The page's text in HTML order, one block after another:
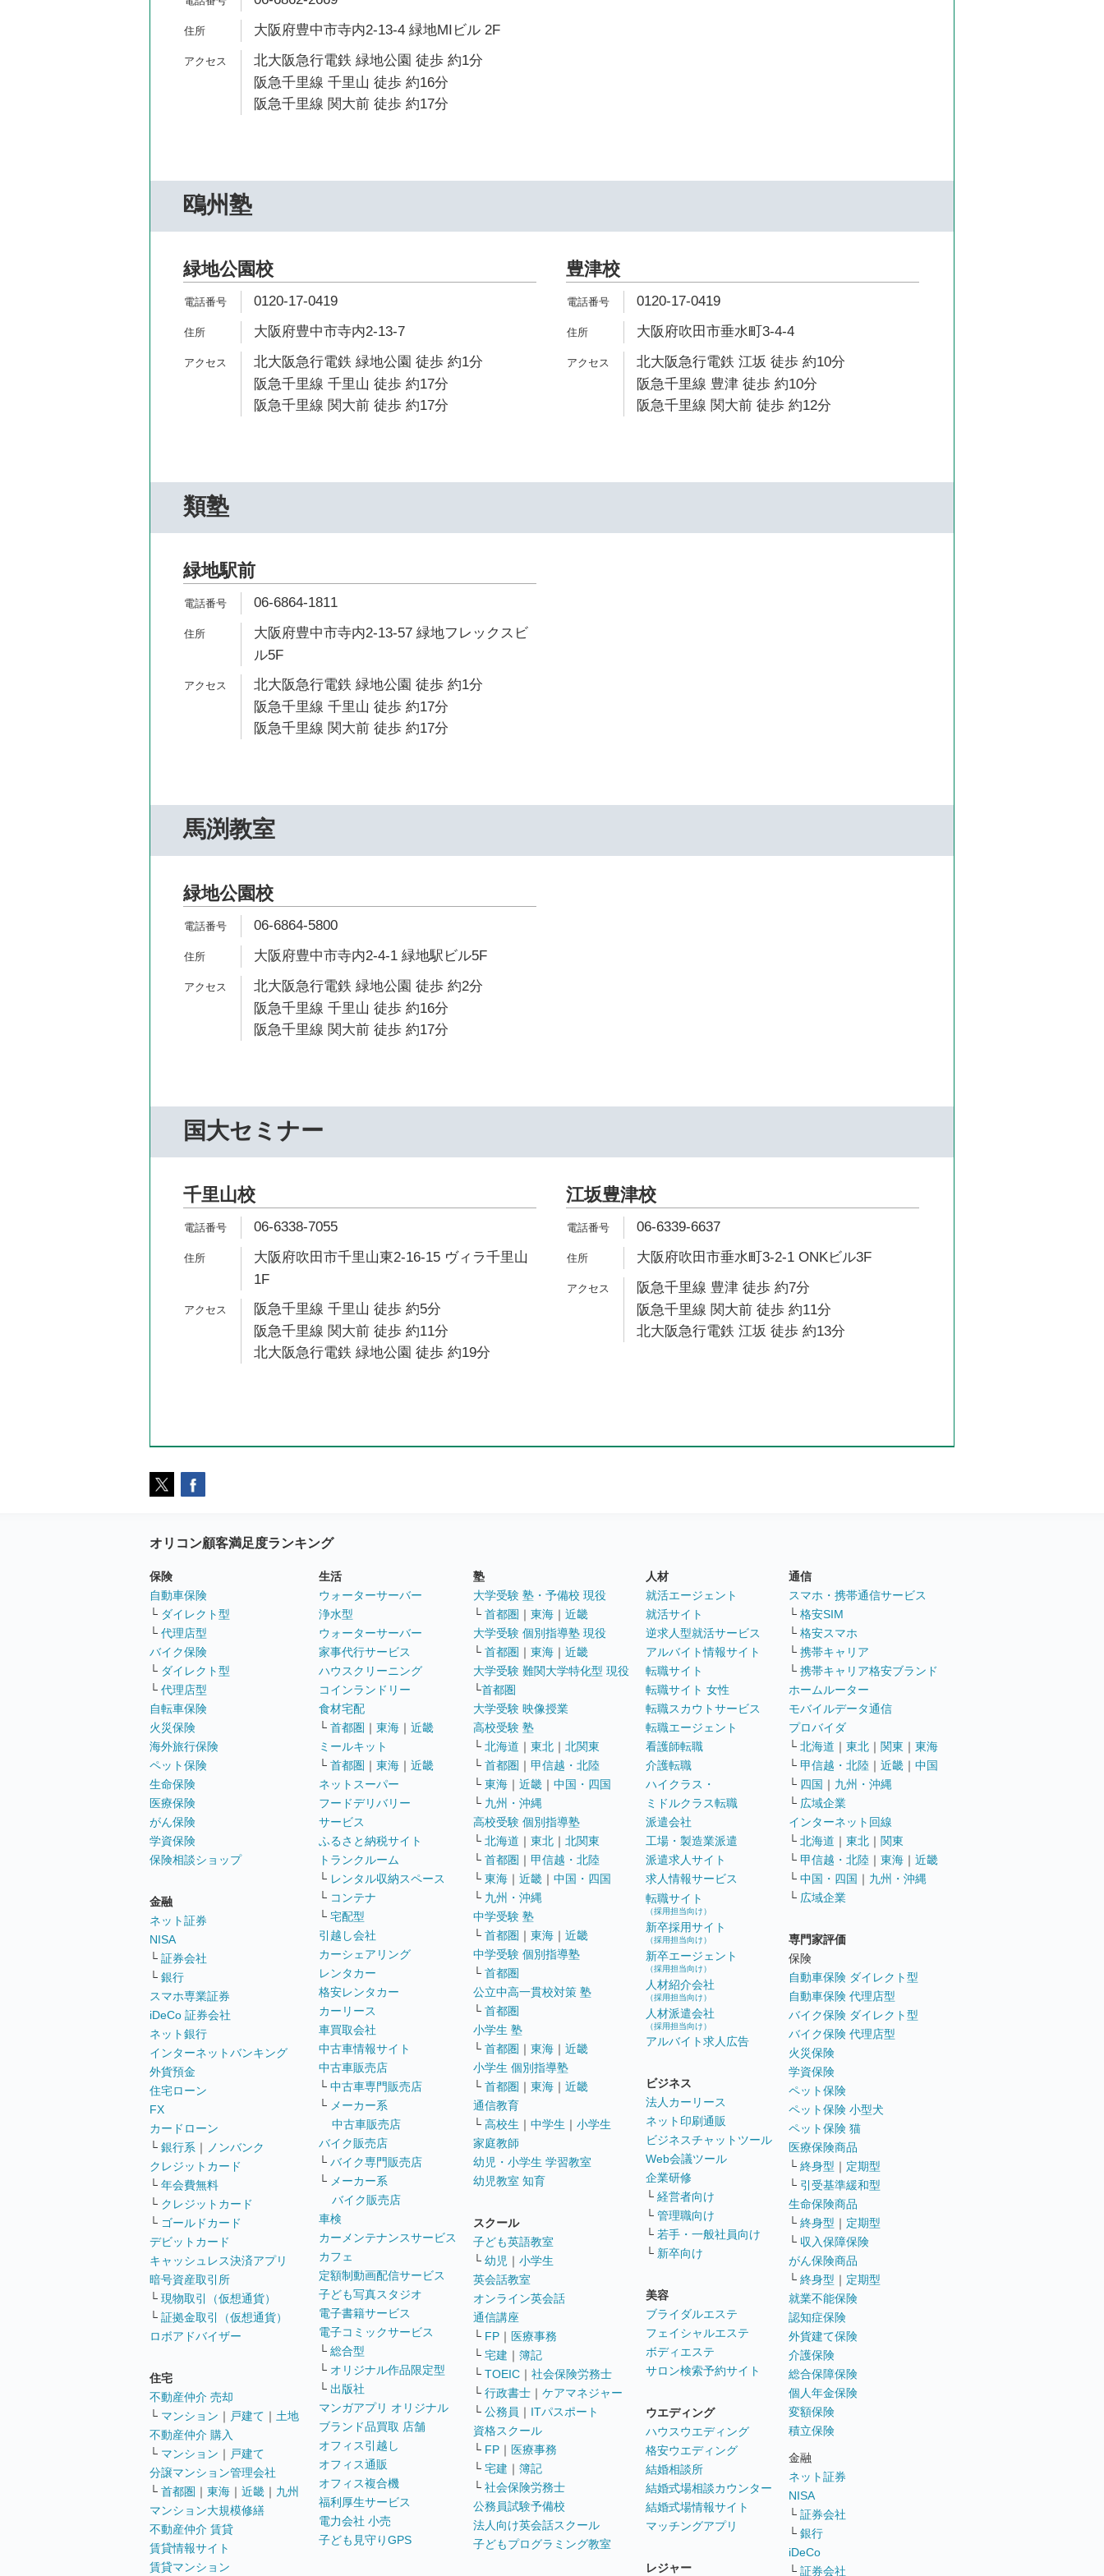
大阪府豊中市寺内2-13-4 緑地MIビル 2F
北大阪急行電鉄 緑地公園 徒歩 約1分
阪急千里線 千里山 徒歩 約16分
阪急千里線 関大前 徒歩 約17分
鴎州塾
緑地公園校
0120-17-0419
大阪府豊中市寺内2-13-7
北大阪急行電鉄 緑地公園 徒歩 約1分
阪急千里線 千里山 徒歩 約17分
阪急千里線 関大前 徒歩 約17分
豊津校
0120-17-0419
大阪府吹田市垂水町3-4-4
北大阪急行電鉄 江坂 徒歩 約10分
阪急千里線 豊津 徒歩 約10分
阪急千里線 関大前 徒歩 約12分
類塾
緑地駅前
06-6864-1811
大阪府豊中市寺内2-13-57 緑地フレックスビ
ル5F
北大阪急行電鉄 緑地公園 徒歩 約1分
阪急千里線 千里山 徒歩 約17分
阪急千里線 関大前 徒歩 約17分
馬渕教室
緑地公園校
06-6864-5800
大阪府豊中市寺内2-4-1 緑地駅ビル5F
北大阪急行電鉄 緑地公園 徒歩 約2分
阪急千里線 千里山 徒歩 約16分
阪急千里線 関大前 徒歩 約17分
国大セミナー
千里山校
06-6338-7055
大阪府吹田市千里山東2-16-15 ヴィラ千里山
1F
阪急千里線 千里山 徒歩 約5分
阪急千里線 関大前 徒歩 約11分
北大阪急行電鉄 緑地公園 徒歩 約19分
江坂豊津校
06-6339-6637
大阪府吹田市垂水町3-2-1 ONKビル3F
阪急千里線 豊津 徒歩 約7分
阪急千里線 関大前 徒歩 約11分
北大阪急行電鉄 江坂 徒歩 約13分
オリコン顧客満足度ランキング
保険
自動車保険
└ ダイレクト型
└ 代理店型
バイク保険
└ ダイレクト型
└ 代理店型
自転車保険
火災保険
海外旅行保険
ペット保険
生命保険
医療保険
がん保険
学資保険
保険相談ショップ
金融
ネット証券
NISA
└ 証券会社
└ 銀行
スマホ専業証券
iDeCo 証券会社
ネット銀行
インターネットバンキング
外貨預金
住宅ローン
FX
カードローン
└ 銀行系 ｜
ノンバンク
クレジットカード
└ 年会費無料
└ クレジットカード
└ ゴールドカード
デビットカード
キャッシュレス決済アプリ
暗号資産取引所
└ 現物取引（仮想通貨）
└ 証拠金取引（仮想通貨）
ロボアドバイザー
住宅
不動産仲介 売却
└ マンション ｜ 戸建て ｜ 土地
不動産仲介 購入
└ マンション ｜ 戸建て
分譲マンション管理会社
└ 首都圏 ｜ 東海 ｜ 近畿 ｜ 九州
マンション大規模修繕
不動産仲介 賃貸
賃貸情報サイト
賃貸マンション
生活
ウォーターサーバー
浄水型
ウォーターサーバー
家事代行サービス
ハウスクリーニング
コインランドリー
食材宅配
└ 首都圏 ｜ 東海 ｜ 近畿
ミールキット
└ 首都圏 ｜ 東海 ｜ 近畿
ネットスーパー
フードデリバリー
サービス
ふるさと納税サイト
トランクルーム
└ レンタル収納スペース
└ コンテナ
└ 宅配型
引越し会社
カーシェアリング
レンタカー
格安レンタカー
カーリース
車買取会社
中古車情報サイト
中古車販売店
└ 中古車専門販売店
└ メーカー系
中古車販売店
バイク販売店
└ バイク専門販売店
└ メーカー系
バイク販売店
車検
カーメンテナンスサービス
カフェ
定額制動画配信サービス
子ども写真スタジオ
電子書籍サービス
電子コミックサービス
└ 総合型
└ オリジナル作品限定型
└ 出版社
マンガアプリ オリジナル
ブランド品買取 店舗
オフィス引越し
オフィス通販
オフィス複合機
福利厚生サービス
電力会社 小売
子ども見守りGPS
塾
大学受験 塾・予備校 現役
└ 首都圏 ｜ 東海 ｜ 近畿
大学受験 個別指導塾 現役
└ 首都圏 ｜ 東海 ｜ 近畿
大学受験 難関大学特化型 現役
└首都圏
大学受験 映像授業
高校受験 塾
└ 北海道 ｜ 東北 ｜ 北関東
└ 首都圏 ｜ 甲信越・北陸
└ 東海 ｜ 近畿 ｜ 中国・四国
└ 九州・沖縄
高校受験 個別指導塾
└ 北海道 ｜ 東北 ｜ 北関東
└ 首都圏 ｜ 甲信越・北陸
└ 東海 ｜ 近畿 ｜ 中国・四国
└ 九州・沖縄
中学受験 塾
└ 首都圏 ｜ 東海 ｜ 近畿
中学受験 個別指導塾
└ 首都圏
公立中高一貫校対策 塾
└ 首都圏
小学生 塾
└ 首都圏 ｜ 東海 ｜ 近畿
小学生 個別指導塾
└ 首都圏 ｜ 東海 ｜ 近畿
通信教育
└ 高校生 ｜ 中学生 ｜ 小学生
家庭教師
幼児・小学生 学習教室
幼児教室 知育
スクール
子ども英語教室
└ 幼児 ｜ 小学生
英会話教室
オンライン英会話
通信講座
└ FP ｜ 医療事務
└ 宅建 ｜ 簿記
└ TOEIC ｜ 社会保険労務士
└ 行政書士 ｜ ケアマネジャー
└ 公務員 ｜ ITパスポート
資格スクール
└ FP ｜ 医療事務
└ 宅建 ｜ 簿記
└ 社会保険労務士
公務員試験予備校
法人向け英会話スクール
子どもプログラミング教室
人材
就活エージェント
就活サイト
逆求人型就活サービス
アルバイト情報サイト
転職サイト
転職サイト 女性
転職スカウトサービス
転職エージェント
看護師転職
介護転職
ハイクラス・
ミドルクラス転職
派遣会社
工場・製造業派遣
派遣求人サイト
求人情報サービス
転職サイト
（採用担当向け）
新卒採用サイト
（採用担当向け）
新卒エージェント
（採用担当向け）
人材紹介会社
（採用担当向け）
人材派遣会社
（採用担当向け）
アルバイト求人広告
ビジネス
法人カーリース
ネット印刷通販
ビジネスチャットツール
Web会議ツール
企業研修
└ 経営者向け
└ 管理職向け
└ 若手・一般社員向け
└ 新卒向け
美容
ブライダルエステ
フェイシャルエステ
ボディエステ
サロン検索予約サイト
ウエディング
ハウスウエディング
格安ウエディング
結婚相談所
結婚式場相談カウンター
結婚式場情報サイト
マッチングアプリ
レジャー
通信
スマホ・携帯通信サービス
└ 格安SIM
└ 格安スマホ
└ 携帯キャリア
└ 携帯キャリア格安ブランド
ホームルーター
モバイルデータ通信
プロバイダ
└ 北海道 ｜ 東北 ｜ 関東 ｜ 東海
└ 甲信越・北陸 ｜ 近畿 ｜ 中国
└ 四国 ｜ 九州・沖縄
└ 広域企業
インターネット回線
└ 北海道 ｜ 東北 ｜ 関東
└ 甲信越・北陸 ｜ 東海 ｜ 近畿
└ 中国・四国 ｜ 九州・沖縄
└ 広域企業
専門家評価
保険
自動車保険 ダイレクト型
自動車保険 代理店型
バイク保険 ダイレクト型
バイク保険 代理店型
火災保険
学資保険
ペット保険
ペット保険 小型犬
ペット保険 猫
医療保険商品
└ 終身型 ｜ 定期型
└ 引受基準緩和型
生命保険商品
└ 終身型 ｜ 定期型
└ 収入保障保険
がん保険商品
└ 終身型 ｜ 定期型
就業不能保険
認知症保険
外貨建て保険
介護保険
総合保障保険
個人年金保険
変額保険
積立保険
金融
ネット証券
NISA
└ 証券会社
└ 銀行
iDeCo
└ 証券会社